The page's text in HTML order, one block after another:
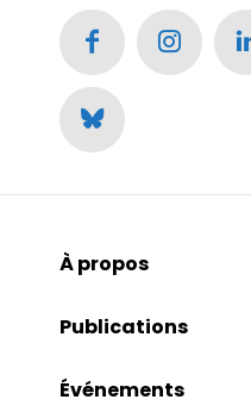
À propos
Publications
Événements